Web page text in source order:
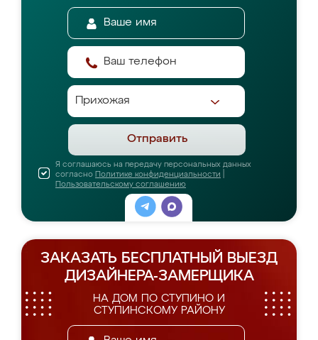
Отправить
Я соглашаюсь на передачу персональных данных
согласно Политике конфиденциальности
Пользовательскому соглашению
ЗАКАЗАТЬ БЕСПЛАТНЫЙ ВЫЕЗД
ДИЗАЙНЕРА-ЗАМЕРЩИКА
НА ДОМ ПО СТУПИНО И
СТУПИНСКОМУ РАЙОНУ